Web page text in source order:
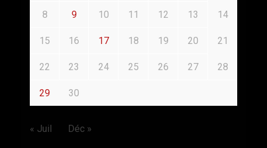
8 9 10 11 12 13 14
15 16 17 18 19 20 21
22 23 24 25 26 27 28
29 30
« Juil Déc »